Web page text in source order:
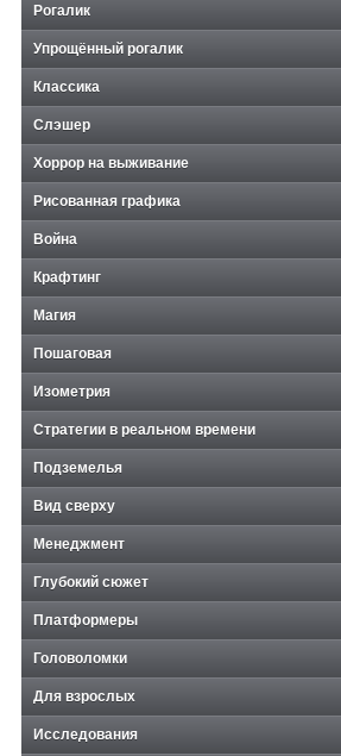
Рогалик
Упрощённый рогалик
Классика
Слэшер
Хоррор на выживание
Рисованная графика
Война
Крафтинг
Магия
Пошаговая
Изометрия
Стратегии в реальном времени
Подземелья
Вид сверху
Менеджмент
Глубокий сюжет
Платформеры
Головоломки
Для взрослых
Исследования